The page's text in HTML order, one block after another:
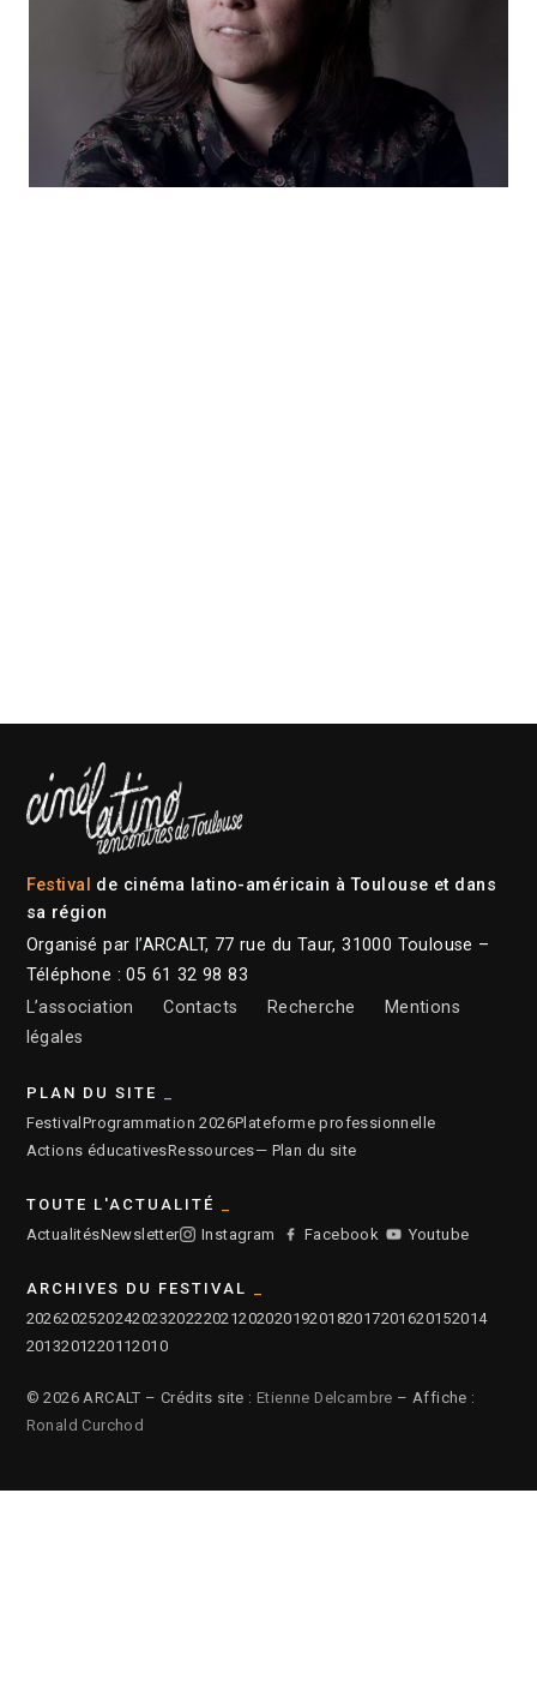
Festival de cinéma latino-américain à Toulouse et dans
sa région
Organisé par l’ARCALT, 77 rue du Taur, 31000 Toulouse –
Téléphone : 05 61 32 98 83
L’association
Contacts Recherche
Mentions
légales
PLAN DU SITE
Festival Programmation 2026Plateforme professionnelle
Actions éducativesRessources— Plan du site
TOUTE L'ACTUALITÉ
ActualitésNewsletter Instagram Facebook Youtube
ARCHIVES DU FESTIVAL
2026202520242023202220212020201920182017201620152014
2013201220112010
© 2026 ARCALT – Crédits site : Etienne Delcambre – Affiche :
Ronald Curchod